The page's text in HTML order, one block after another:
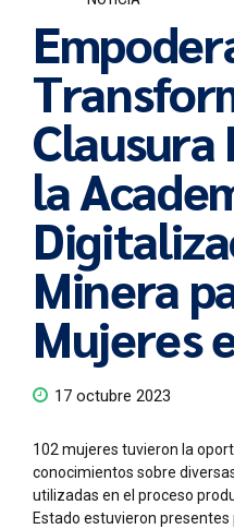
Clausura
la
Minera
Mujeres
17 octubre 2023
102 mujeres tuvieron la
conocimientos sobre
utilizadas en el proceso
Estado estuvieron